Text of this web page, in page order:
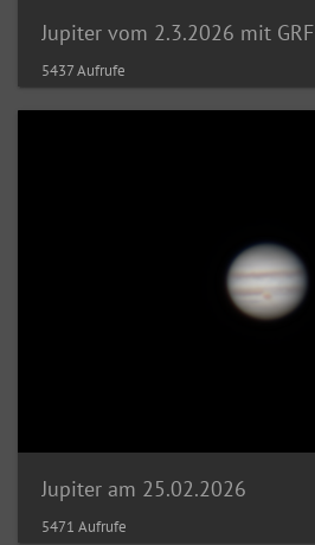
Jupiter vom 2.3.2026 mit GRF
5437 Aufrufe
Jupiter am 25.02.2026
5471 Aufrufe